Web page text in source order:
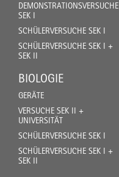
DEMONSTRATIONSVERSUCHE
SEK I
SCHÜLERVERSUCHE SEK I
SCHÜLERVERSUCHE SEK I +
SEK II
BIOLOGIE
GERÄTE
VERSUCHE SEK II +
UNIVERSITÄT
SCHÜLERVERSUCHE SEK I
SCHÜLERVERSUCHE SEK I +
SEK II